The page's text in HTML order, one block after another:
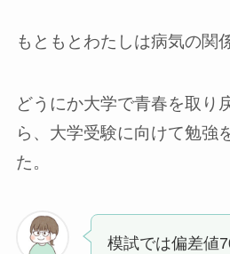
もともとわたしは病気の関
どうにか大学で青春を取り
ら、大学受験に向けて勉強
た。
模試では偏差値